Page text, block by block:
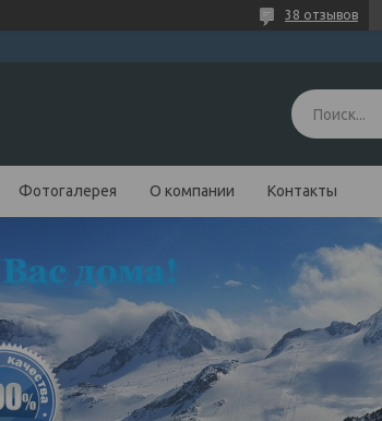
38 отзывов
Фотогалерея О компании Контакты